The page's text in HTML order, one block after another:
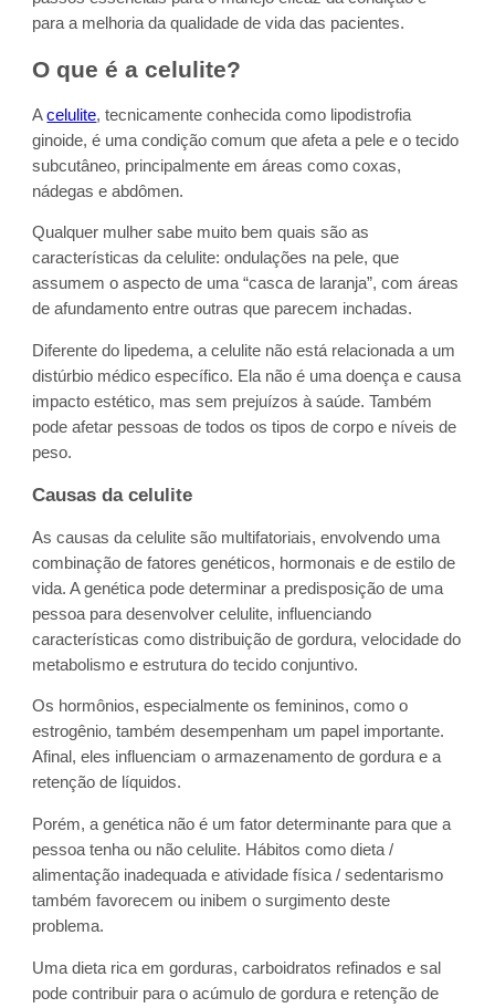
para a melhoria da qualidade de vida das pacientes.
O que é a celulite?
Acelulite, tecnicamente conhecida como lipodistrofia
ginoide, é uma condição comum que afeta a pele e o tecido
subcutâneo, principalmente em áreas como coxas,
nádegas e abdômen.
Qualquer mulher sabe muito bem quais são as
características da celulite: ondulações na pele, que
assumem o aspecto de uma “casca de laranja”, com áreas
de afundamento entre outras que parecem inchadas.
Diferente do lipedema, a celulite não está relacionada a um
distúrbio médico específico. Ela não é uma doença e causa
impacto estético, mas sem prejuízos à saúde. Também
pode afetar pessoas de todos os tipos de corpo e níveis de
peso.
Causas da celulite
As causas da celulite são multifatoriais, envolvendo uma
combinação de fatores genéticos, hormonais e de estilo de
vida. A genética pode determinar a predisposição de uma
pessoa para desenvolver celulite, influenciando
características como distribuição de gordura, velocidade do
metabolismo e estrutura do tecido conjuntivo.
Os hormônios, especialmente os femininos, como o
estrogênio, também desempenham um papel importante.
Afinal, eles influenciam o armazenamento de gordura e a
retenção de líquidos.
Porém, a genética não é um fator determinante para que a
pessoa tenha ou não celulite. Hábitos como dieta /
alimentação inadequada e atividade física / sedentarismo
também favorecem ou inibem o surgimento deste
problema.
Uma dieta rica em gorduras, carboidratos refinados e sal
pode contribuir para o acúmulo de gordura e retenção de